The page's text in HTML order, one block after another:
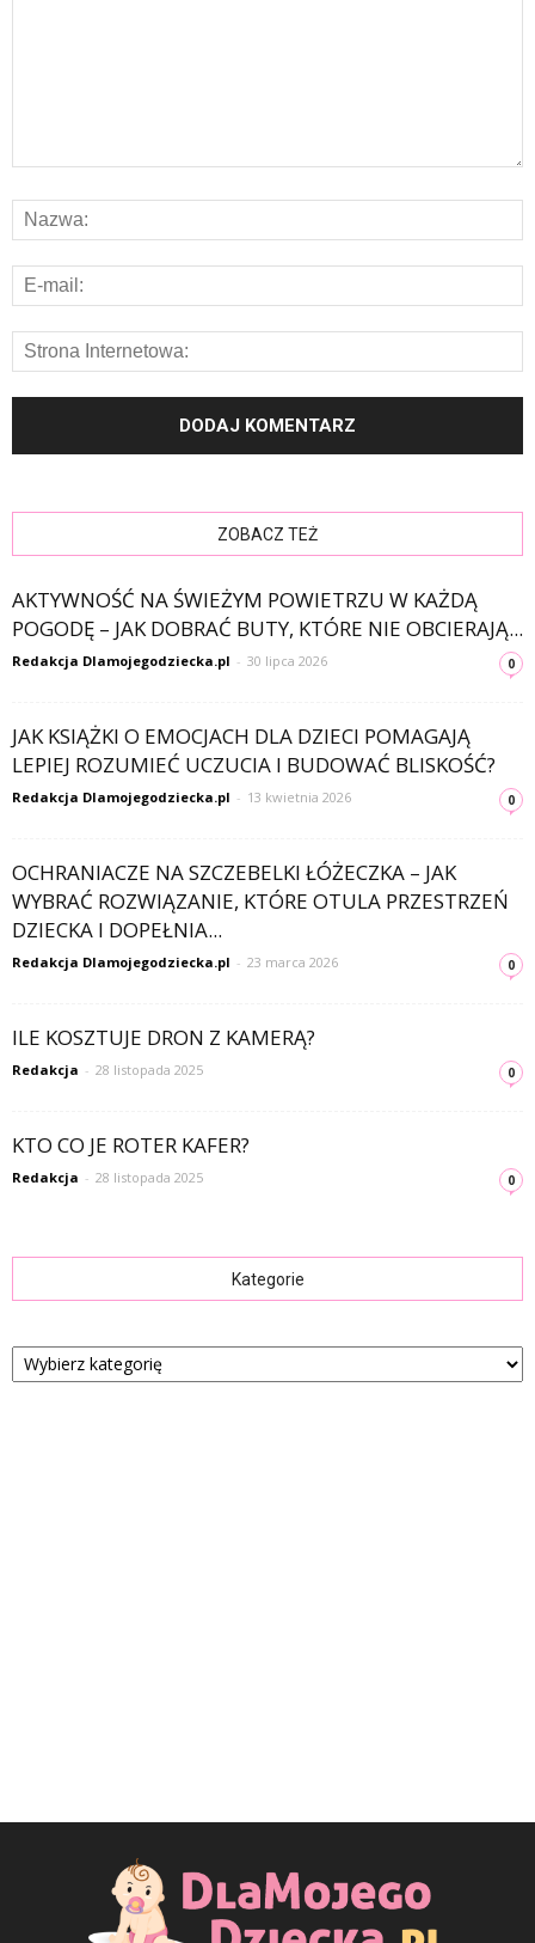
ZOBACZ TEŻ
AKTYWNOŚĆ NA ŚWIEŻYM POWIETRZU W KAŻDĄ
POGODĘ – JAK DOBRAĆ BUTY, KTÓRE NIE OBCIERAJĄ...
Redakcja Dlamojegodziecka.pl - 30 lipca 2026 0
JAK KSIĄŻKI O EMOCJACH DLA DZIECI POMAGAJĄ
LEPIEJ ROZUMIEĆ UCZUCIA I BUDOWAĆ BLISKOŚĆ?
Redakcja Dlamojegodziecka.pl - 13 kwietnia 2026 0
OCHRANIACZE NA SZCZEBELKI ŁÓŻECZKA – JAK
WYBRAĆ ROZWIĄZANIE, KTÓRE OTULA PRZESTRZEŃ
DZIECKA I DOPEŁNIA...
Redakcja Dlamojegodziecka.pl - 23 marca 2026 0
ILE KOSZTUJE DRON Z KAMERĄ?
Redakcja - 28 listopada 2025 0
KTO CO JE ROTER KAFER?
Redakcja - 28 listopada 2025 0
Kategorie
Kategorie